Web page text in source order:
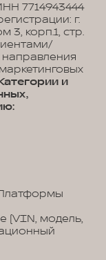
7714943444
г.
3, корп.1, стр.
направления
и
(VIN, модель,